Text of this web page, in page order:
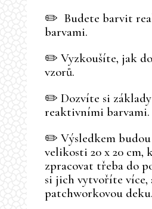
✏️ Budete barvit
barvami.
✏️ Vyzkoušíte, jak
vzorů.
✏️ Dozvíte si základy
reaktivními barvami.
✏️ Výsledkem budou
velikosti 20 x 20 cm,
zpracovat třeba do
si jich vytvoříte více,
patchworkovou deku.